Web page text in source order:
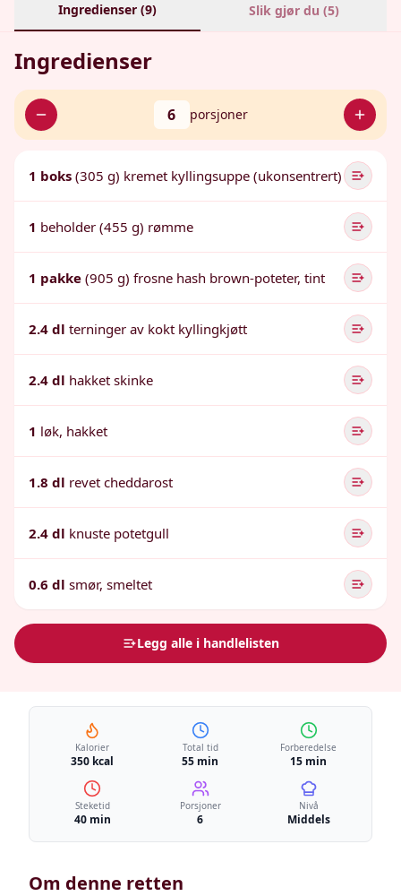
Ingredienser (9) Slik gjør du (5)
Ingredienser
6 porsjoner
1 boks (305 g) kremet kyllingsuppe (ukonsentrert)
1 beholder (455 g) rømme
1 pakke (905 g) frosne hash brown-poteter, tint
2.4 dl terninger av kokt kyllingkjøtt
2.4 dl hakket skinke
1 løk, hakket
1.8 dl revet cheddarost
2.4 dl knuste potetgull
0.6 dl smør, smeltet
Legg alle i handlelisten
Kalorier
350 kcal
Total tid
55 min
Forberedelse
15 min
Steketid
40 min
Porsjoner
6
Nivå
Middels
Om denne retten